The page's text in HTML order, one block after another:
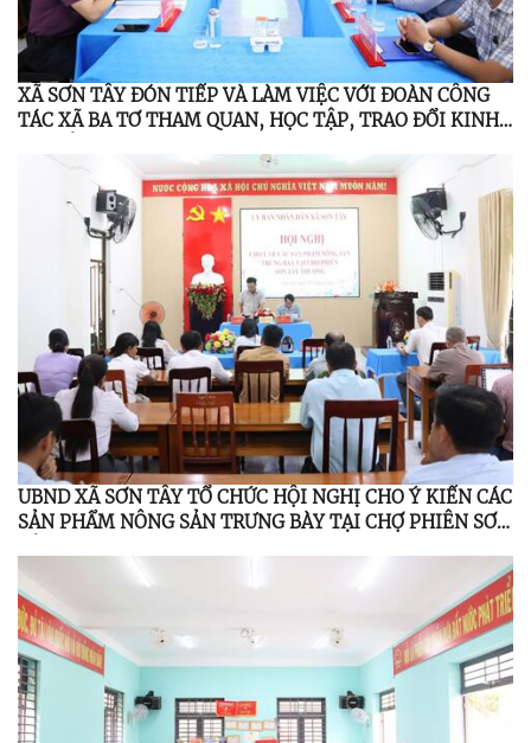
XÃ SƠN TÂY ĐÓN TIẾP VÀ LÀM VIỆC VỚI ĐOÀN CÔNG
TÁC XÃ BA TƠ THAM QUAN, HỌC TẬP, TRAO ĐỔI KINH
UBND XÃ SƠN TÂY TỔ CHỨC HỘI NGHỊ CHO Ý KIẾN CÁC
SẢN PHẨM NÔNG SẢN TRƯNG BÀY TẠI CHỢ PHIÊN SƠN